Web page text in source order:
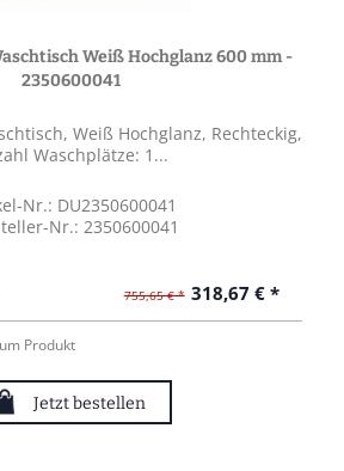
Weiß Hochglanz 600 mm -
2350600041
Weiß Hochglanz, Rechteckig,
Waschplätze: 1...
Nr.: DU2350600041
Nr.: 2350600041
755,65 € * 318,67 € *
Produkt
Jetzt bestellen